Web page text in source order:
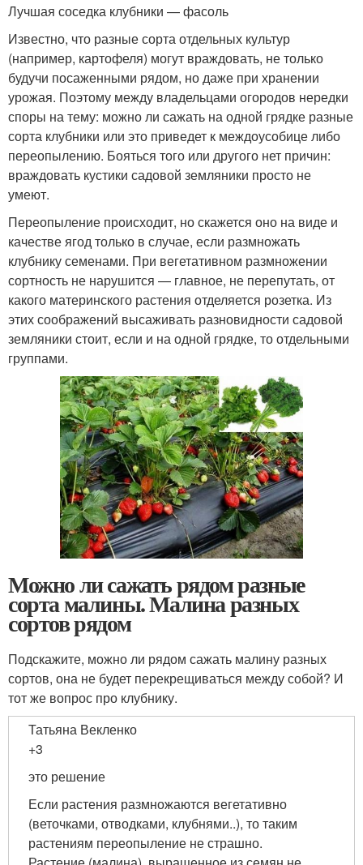
Лучшая соседка клубники — фасоль
Известно, что разные сорта отдельных культур
(например, картофеля) могут враждовать, не только
будучи посаженными рядом, но даже при хранении
урожая. Поэтому между владельцами огородов нередки
споры на тему: можно ли сажать на одной грядке разные
сорта клубники или это приведет к междоусобице либо
переопылению. Бояться того или другого нет причин:
враждовать кустики садовой земляники просто не
умеют.
Переопыление происходит, но скажется оно на виде и
качестве ягод только в случае, если размножать
клубнику семенами. При вегетативном размножении
сортность не нарушится — главное, не перепутать, от
какого материнского растения отделяется розетка. Из
этих соображений высаживать разновидности садовой
земляники стоит, если и на одной грядке, то отдельными
группами.
Можно ли сажать рядом разные
сорта малины. Малина разных
сортов рядом
Подскажите, можно ли рядом сажать малину разных
сортов, она не будет перекрещиваться между собой? И
тот же вопрос про клубнику.
Татьяна Векленко
+3
это решение
Если растения размножаются вегетативно
(веточками, отводками, клубнями..), то таким
растениям переопыление не страшно.